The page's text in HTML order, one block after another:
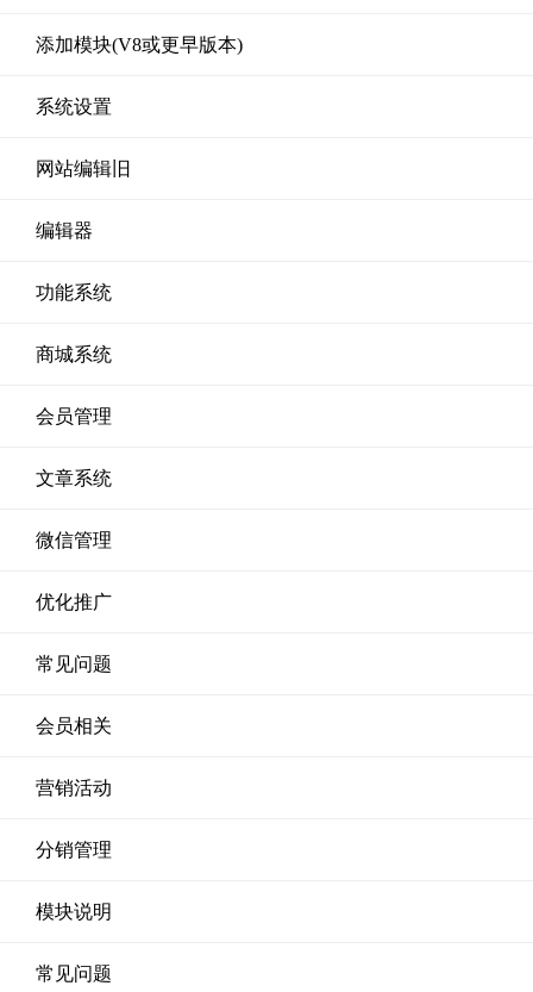
添加模块(V8或更早版本)
系统设置
网站编辑旧
编辑器
功能系统
商城系统
会员管理
文章系统
微信管理
优化推广
常见问题
会员相关
营销活动
分销管理
模块说明
常见问题